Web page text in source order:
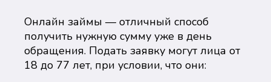
Онлайн займы — отличный способ
получить нужную сумму уже в день
обращения. Подать заявку могут лица от
18 до 77 лет, при условии, что они: